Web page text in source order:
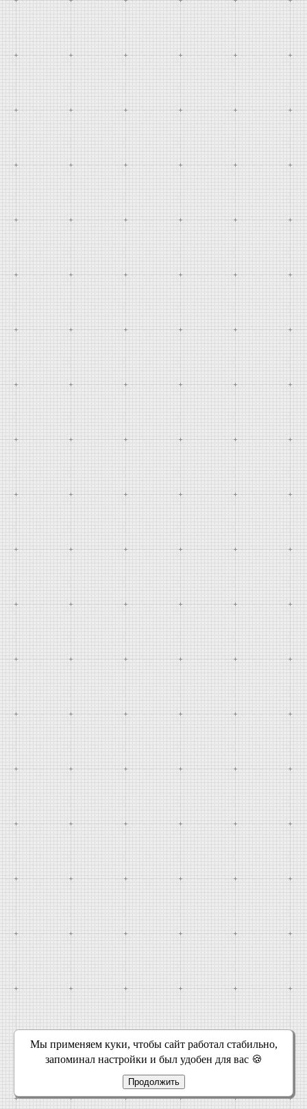
Мы применяем куки, чтобы сайт работал стабильно,
запоминал настройки и был удобен для вас 🍪
Продолжить